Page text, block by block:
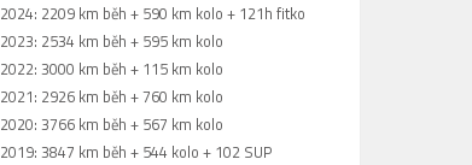
2024: 2209 km běh + 590 km kolo + 121h fitko
2023: 2534 km běh + 595 km kolo
2022: 3000 km běh + 115 km kolo
2021: 2926 km běh + 760 km kolo
2020: 3766 km běh + 567 km kolo
2019: 3847 km běh + 544 kolo + 102 SUP